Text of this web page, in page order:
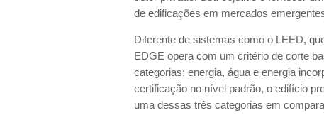
de edificações em mercados
Diferente de sistemas como o LEED,
EDGE opera com um critério de corte
categorias: energia, água e energia
certificação no nível padrão, o edifício
uma dessas três categorias em